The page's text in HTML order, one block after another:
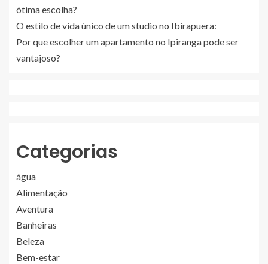
ótima escolha?
O estilo de vida único de um studio no Ibirapuera:
Por que escolher um apartamento no Ipiranga pode ser
vantajoso?
Categorias
água
Alimentação
Aventura
Banheiras
Beleza
Bem-estar